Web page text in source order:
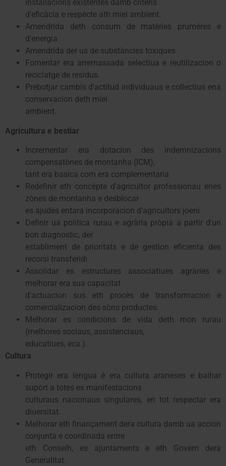
installacions existentes damb critèris
d'eficàcia e respècte ath miei ambient.
Amendrida deth consum de matèries prumères e
d'energia
Amendrida der us de substàncies toxiques
Fomentar era arrernassada selectiua e reutilizacion o
reciclatge de residus.
Prebotjar cambis d'actitud individuaus e collectius ena
conservacion deth miei
ambient.
Agricultura e bestiar
Incrementar era dotacion des indemnizacions
compensatònes de montanha (ICM),
tant era basica com era complementaria
Redefinir eth concèpte d'agricultor professionau enes
zònes de montanha e desblocar
es ajudes entara incorporacion d'agricultors joeni
Definir ua politica rurau e agrària pròpia a partir d'un
bon diagnostic, der
establiment de prioritats e de gestion eficienta des
recorsi transferidi
Assolidar es estructures associatiues agràries e
melhorar era sua capacitat
d'actuacion sus eth procès de transformacion e
comercializacion des sòns productes.
Melhorar es condicions de vida deth mon rurau
(melhores sociaus, assistenciaus,
educatiues, eca.).
Cultura
Protegir era lengua é era cultura araneses e balhar
supòrt a totes es manifestacions
culturaus nacionaus singulares, en tot respectar era
diuersitat.
Melhorar eth finançament dera cultura damb ua accion
conjunta e coordinada entre
eth Conselh, es ajuntaments e eth Govèrn dera
Generalitat.